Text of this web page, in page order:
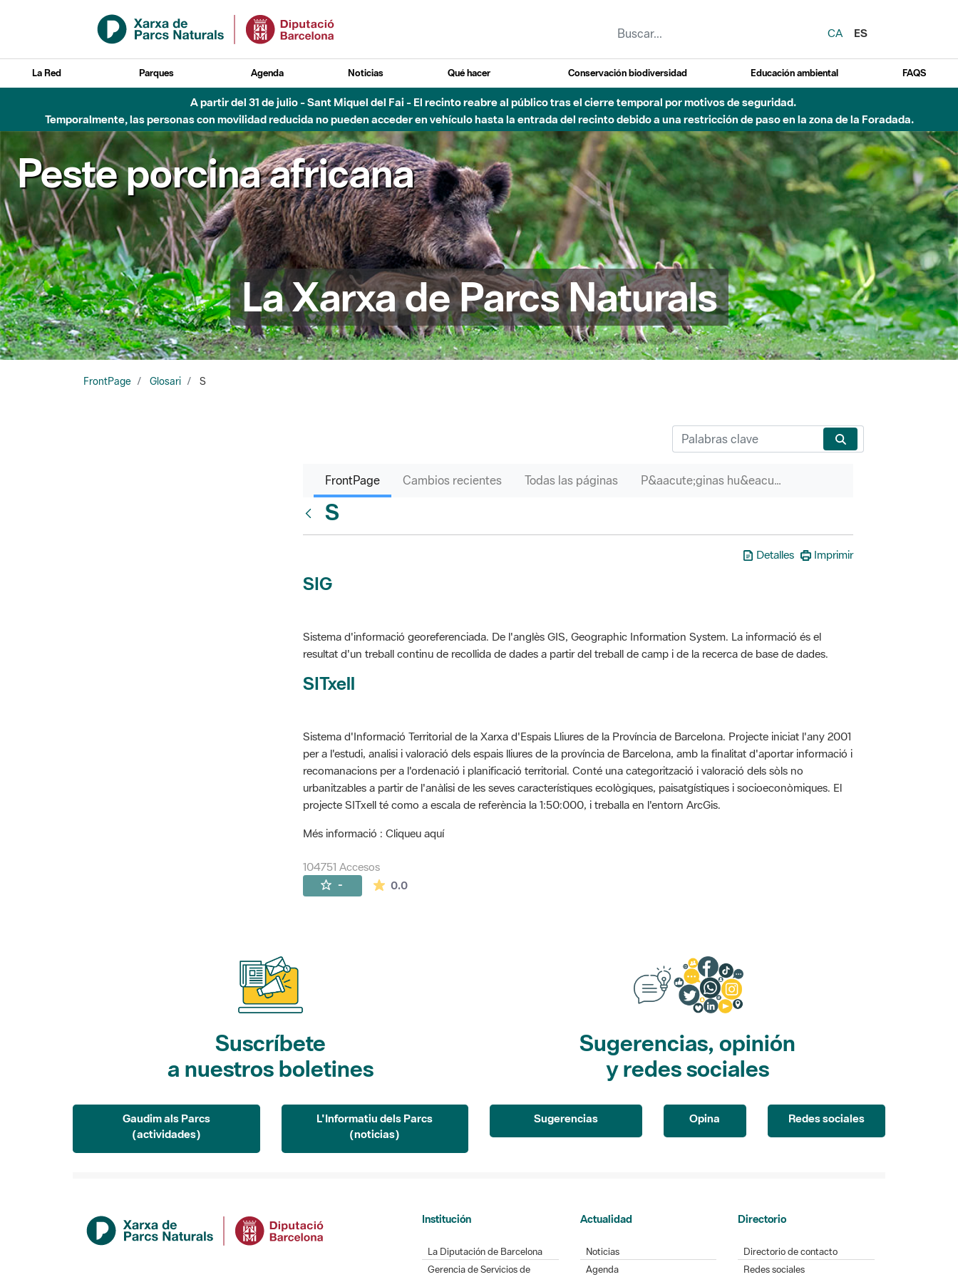
Saltar al contenido principal
CA
ES
La Red Parques Agenda Noticias Qué hacer Conservación biodiversidad Educación ambiental FAQS
A partir del 31 de julio - Sant Miquel del Fai - El recinto reabre al público tras el cierre temporal por motivos de seguridad.
Temporalmente, las personas con movilidad reducida no pueden acceder en vehículo hasta la entrada del recinto debido a una restricción de paso en la zona de la Foradada.
Peste porcina africana
La Xarxa de Parcs Naturals
FrontPage Glosari S
FrontPage Cambios recientes Todas las páginas P&aacute;ginas hu&eacute;rfanas
S
Detalles Imprimir
SIG
Sistema d'informació georeferenciada. De l'anglès GIS, Geographic Information System. La informació és el
resultat d'un treball continu de recollida de dades a partir del treball de camp i de la recerca de base de dades.
SITxell
Sistema d'Informació Territorial de la Xarxa d'Espais Lliures de la Província de Barcelona. Projecte iniciat l'any 2001
per a l'estudi, analisi i valoració dels espais lliures de la província de Barcelona, amb la finalitat d'aportar informació i
recomanacions per a l'ordenació i planificació territorial. Conté una categorització i valoració dels sòls no
urbanitzables a partir de l'anàlisi de les seves característiques ecològiques, paisatgístiques i socioeconòmiques. El
projecte SITxell té como a escala de referència la 1:50:000, i treballa en l'entorn ArcGis.
Més informació : Cliqueu aquí
104751 Accesos
- 0.0La valoración media es de 0 estrellas de 5.
Suscríbete
a nuestros boletines
Gaudim als Parcs
(actividades)
L'Informatiu dels Parcs
(noticias)
Sugerencias, opinión
y redes sociales
Sugerencias Opina Redes sociales
Institución
La Diputación de Barcelona
Gerencia de Servicios de
Actualidad
Noticias
Agenda
Directorio
Directorio de contacto
Redes sociales